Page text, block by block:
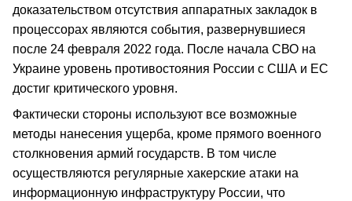
доказательством отсутствия аппаратных закладок в
процессорах являются события, развернувшиеся
после 24 февраля 2022 года. После начала СВО на
Украине уровень противостояния России с США и ЕС
достиг критического уровня.
Фактически стороны используют все возможные
методы нанесения ущерба, кроме прямого военного
столкновения армий государств. В том числе
осуществляются регулярные хакерские атаки на
информационную инфраструктуру России, что